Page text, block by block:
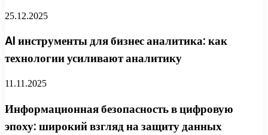
25.12.2025
AI инструменты для бизнес аналитика: как
технологии усиливают аналитику
11.11.2025
Информационная безопасность в цифровую
эпоху: широкий взгляд на защиту данных